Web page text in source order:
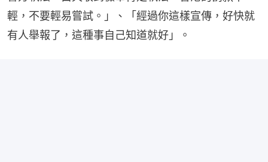
輕，不要輕易嘗試。」、「經過你這樣宣傳，好快就
有人舉報了，這種事自己知道就好」。